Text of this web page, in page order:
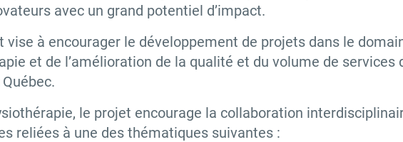
avec un grand potentiel d’impact.
vise à encourager le développement de projets dans le
et de l’amélioration de la qualité et du volume de
le projet encourage la collaboration
reliées à une des thématiques suivantes :